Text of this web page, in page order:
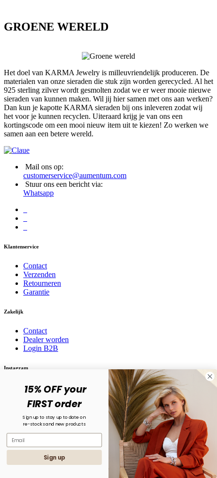
GROENE WERELD
Het doel van KARMA Jewelry is milleuvriendelijk produceren. De
materialen van onze sieraden die stuk zijn worden gerecycled. Al het
925 sterling zilver wordt gesmolten zodat we er weer mooie nieuwe
sieraden van kunnen maken. Wil jij hier samen met ons aan werken?
Dan kun je kapotte KARMA sieraden bij ons inleveren zodat wij
het voor je kunnen recyclen. Uiteraard krijg je van ons een
kortingscode om een mooi nieuw item uit te kiezen! Zo werken we
samen aan een betere wereld.
Mail ons op:
customerservice@aumentum.com
Stuur ons een bericht via:
Whatsapp
Klantenservice
Contact
Verzenden
Retourneren
Garantie
Zakelijk
Contact
Dealer worden
Login B2B
Instagram
Volg ons op social media! @karma.jewelry
15% OFF your
FIRST order
Sign up to stay up to date on
re-stocks and new products
Sign up